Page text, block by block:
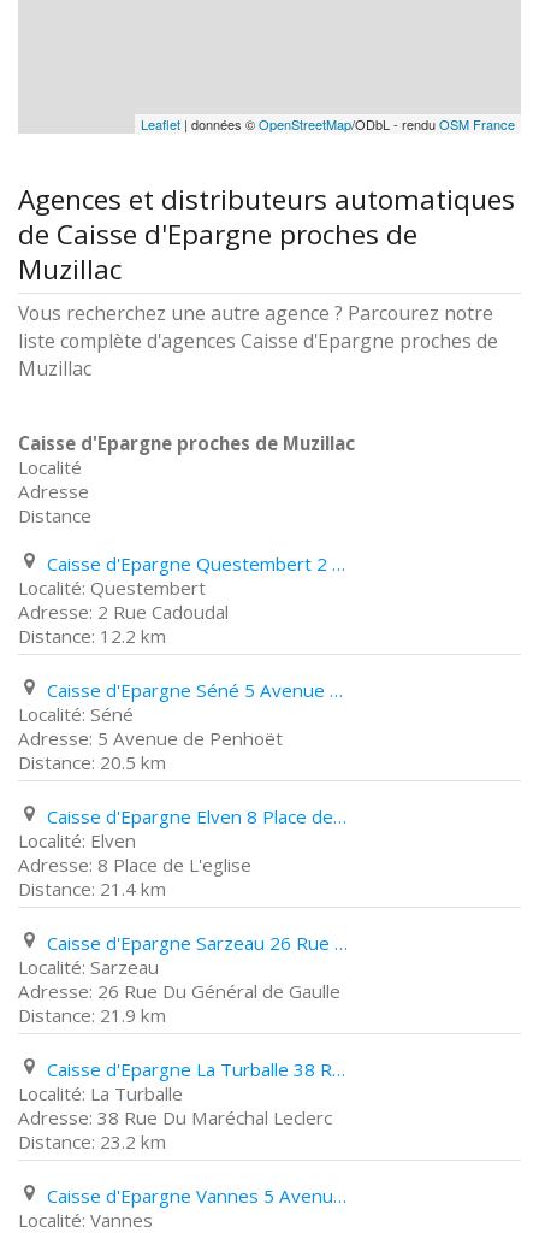
Leaflet | données ©OpenStreetMap/ODbL - renduOSM France
Agences et distributeurs automatiques
de Caisse d'Epargne proches de
Muzillac
Vous recherchez une autre agence ? Parcourez notre
liste complète d'agences Caisse d'Epargne proches de
Muzillac
Caisse d'Epargne proches de Muzillac
Localité
Adresse
Distance
Caisse d'Epargne Questembert 2 Rue Cadoudal
Questembert
2 Rue Cadoudal
12.2 km
Caisse d'Epargne Séné 5 Avenue de Penhoët
Séné
5 Avenue de Penhoët
20.5 km
Caisse d'Epargne Elven 8 Place de L'eglise
Elven
8 Place de L'eglise
21.4 km
Caisse d'Epargne Sarzeau 26 Rue Du Général de Gaulle
Sarzeau
26 Rue Du Général de Gaulle
21.9 km
Caisse d'Epargne La Turballe 38 Rue Du Maréchal Leclerc
La Turballe
38 Rue Du Maréchal Leclerc
23.2 km
Caisse d'Epargne Vannes 5 Avenue Paul Cézanne
Vannes